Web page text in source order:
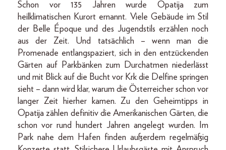
Schon vor 135 Jahren wurde Opatija zum
heilklimatischen Kurort ernannt. Viele Gebäude im Stil
der Belle Époque und des Jugendstils erzählen noch
aus der Zeit. Und tatsächlich – wenn man die
Promenade entlangspaziert, sich in den entzückenden
Gärten auf Parkbänken zum Durchatmen niederlässt
und mit Blick auf die Bucht vor Krk die Delfine springen
sieht – dann wird klar, warum die Österreicher schon vor
langer Zeit hierher kamen. Zu den Geheimtipps in
Opatija zählen definitiv die Amerikanischen Gärten, die
schon vor rund hundert Jahren angelegt wurden. Im
Park nahe dem Hafen finden außerdem regelmäßig